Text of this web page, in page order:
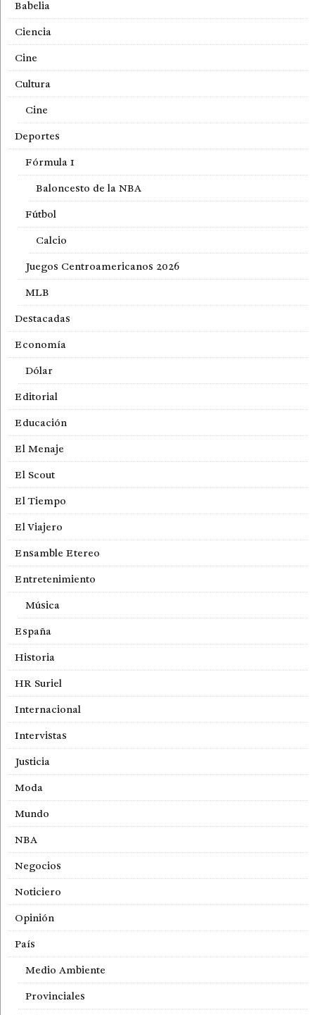
Babelia
Ciencia
Cine
Cultura
Cine
Deportes
Fórmula 1
Baloncesto de la NBA
Fútbol
Calcio
Juegos Centroamericanos 2026
MLB
Destacadas
Economía
Dólar
Editorial
Educación
El Menaje
El Scout
El Tiempo
El Viajero
Ensamble Etereo
Entretenimiento
Música
España
Historia
HR Suriel
Internacional
Intervistas
Justicia
Moda
Mundo
NBA
Negocios
Noticiero
Opinión
País
Medio Ambiente
Provinciales